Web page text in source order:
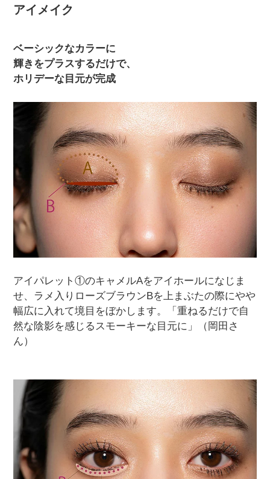
アイメイク
ベーシックなカラーに
輝きをプラスするだけで、
ホリデーな目元が完成
アイパレット①のキャメルAをアイホールになじま
せ、ラメ入りローズブラウンBを上まぶたの際にやや
幅広に入れて境目をぼかします。「重ねるだけで自
然な陰影を感じるスモーキーな目元に」（岡田さ
ん）